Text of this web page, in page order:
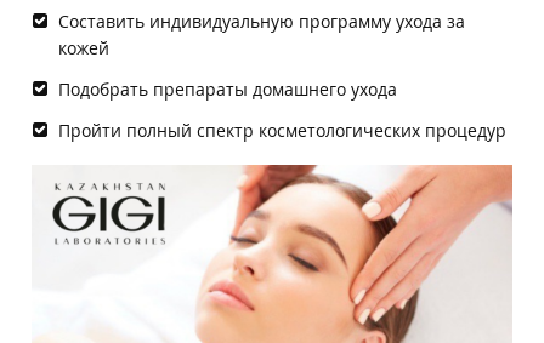
Составить индивидуальную программу ухода за
кожей
Подобрать препараты домашнего ухода
Пройти полный спектр косметологических процедур